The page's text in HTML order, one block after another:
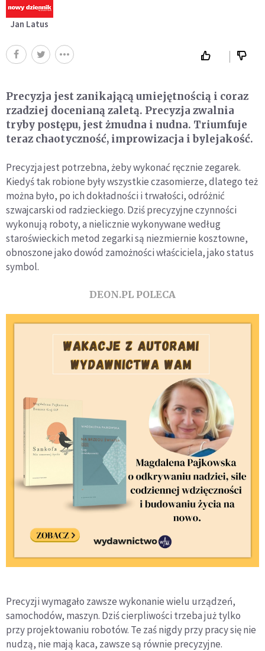
Jan Latus
Precyzja jest zanikającą umiejętnością i coraz
rzadziej docenianą zaletą. Precyzja zwalnia
tryby postępu, jest żmudna i nudna. Triumfuje
teraz chaotyczność, improwizacja i bylejakość.
Precyzja jest potrzebna, żeby wykonać ręcznie zegarek.
Kiedyś tak robione były wszystkie czasomierze, dlatego też
można było, po ich dokładności i trwałości, odróżnić
szwajcarski od radzieckiego. Dziś precyzyjne czynności
wykonują roboty, a nielicznie wykonywane według
staroświeckich metod zegarki są niezmiernie kosztowne,
obnoszone jako dowód zamożności właściciela, jako status
symbol.
DEON.PL POLECA
Precyzji wymagało zawsze wykonanie wielu urządzeń,
samochodów, maszyn. Dziś cierpliwości trzeba już tylko
przy projektowaniu robotów. Te zaś nigdy przy pracy się nie
nudzą, nie mają kaca, zawsze są równie precyzyjne.